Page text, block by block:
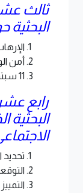
ثالث
البحثية
أمن
11 سبتمبر
رابع
البحثية
التمييز